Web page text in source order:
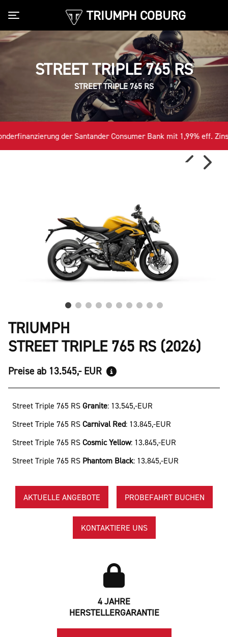
TRIUMPH COBURG
Toggle navigation
STREET TRIPLE 765 RS
STREET TRIPLE 765 RS
der Santander Consumer Bank mit 1,99% eff. Zins
TRIUMPH
STREET TRIPLE 765 RS (2026)
Preise ab 13.545,- EUR
Street Triple 765 RS Granite: 13.545,-EUR
Street Triple 765 RS Carnival Red: 13.845,-EUR
Street Triple 765 RS Cosmic Yellow: 13.845,-EUR
Street Triple 765 RS Phantom Black: 13.845,-EUR
PROBEFAHRT BUCHEN
AKTUELLE ANGEBOTE
KONTAKTIERE UNS
4 JAHRE
HERSTELLERGARANTIE